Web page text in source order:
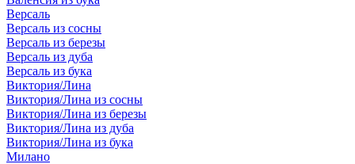
Версаль
Версаль из сосны
Версаль из березы
Версаль из дуба
Версаль из бука
Виктория/Лина
Виктория/Лина из сосны
Виктория/Лина из березы
Виктория/Лина из дуба
Виктория/Лина из бука
Милано